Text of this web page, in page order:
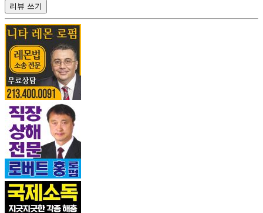
리뷰 쓰기